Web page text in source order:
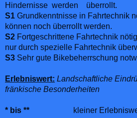
Hindernisse werden überrollt.
S1 Grundkenntnisse in Fahrtechnik
können noch überrollt werden.
S2 Fortgeschrittene Fahrtechnik
nur durch spezielle Fahrtechnik
S3 Sehr gute Bikebeherrschung
Erlebniswert: Landschaftliche
fränkische Besonderheiten
* bis ** kleiner